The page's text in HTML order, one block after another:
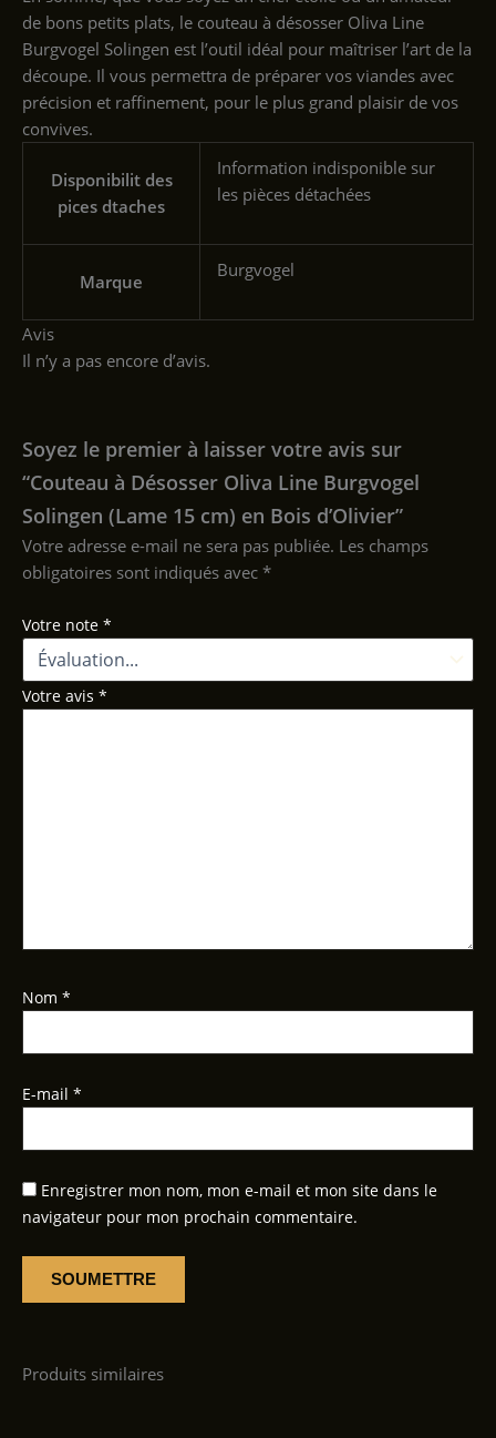
de bons petits plats, le couteau à désosser Oliva Line
Burgvogel Solingen est l’outil idéal pour maîtriser l’art de la
découpe. Il vous permettra de préparer vos viandes avec
précision et raffinement, pour le plus grand plaisir de vos
convives.
Disponibilit des
pices dtaches
‎Information indisponible sur
les pièces détachées
Marque
‎Burgvogel
Avis
Il n’y a pas encore d’avis.
Soyez le premier à laisser votre avis sur
“Couteau à Désosser Oliva Line Burgvogel
Solingen (Lame 15 cm) en Bois d’Olivier”
Votre adresse e-mail ne sera pas publiée. Les champs
obligatoires sont indiqués avec *
Votre note *
Votre avis *
Nom *
E-mail *
Enregistrer mon nom, mon e-mail et mon site dans le
navigateur pour mon prochain commentaire.
Produits similaires